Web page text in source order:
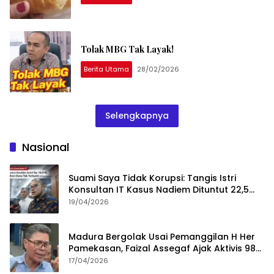
Tolak MBG Tak Layak!
Berita Utama 28/02/2026
Selengkapnya
Nasional
Suami Saya Tidak Korupsi: Tangis Istri
Konsultan IT Kasus Nadiem Dituntut 22,5
Tahun
19/04/2026
Madura Bergolak Usai Pemanggilan H Her
Pamekasan, Faizal Assegaf Ajak Aktivis 98
Bongkar Permainan KPK
17/04/2026